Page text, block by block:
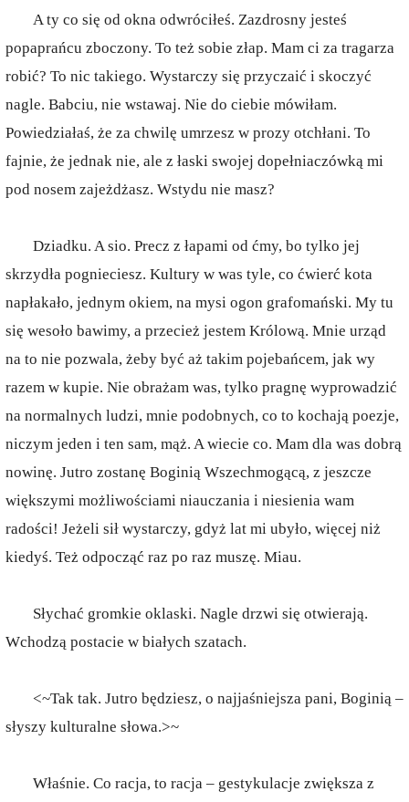
A ty co się od okna odwróciłeś. Zazdrosny jesteś
popaprańcu zboczony. To też sobie złap. Mam ci za tragarza
robić? To nic takiego. Wystarczy się przyczaić i skoczyć
nagle. Babciu, nie wstawaj. Nie do ciebie mówiłam.
Powiedziałaś, że za chwilę umrzesz w prozy otchłani. To
fajnie, że jednak nie, ale z łaski swojej dopełniaczówką mi
pod nosem zajeżdżasz. Wstydu nie masz?
Dziadku. A sio. Precz z łapami od ćmy, bo tylko jej
skrzydła pognieciesz. Kultury w was tyle, co ćwierć kota
napłakało, jednym okiem, na mysi ogon grafomański. My tu
się wesoło bawimy, a przecież jestem Królową. Mnie urząd
na to nie pozwala, żeby być aż takim pojebańcem, jak wy
razem w kupie. Nie obrażam was, tylko pragnę wyprowadzić
na normalnych ludzi, mnie podobnych, co to kochają poezje,
niczym jeden i ten sam, mąż. A wiecie co. Mam dla was dobrą
nowinę. Jutro zostanę Boginią Wszechmogącą, z jeszcze
większymi możliwościami niauczania i niesienia wam
radości! Jeżeli sił wystarczy, gdyż lat mi ubyło, więcej niż
kiedyś. Też odpocząć raz po raz muszę. Miau.
Słychać gromkie oklaski. Nagle drzwi się otwierają.
Wchodzą postacie w białych szatach.
<~Tak tak. Jutro będziesz, o najjaśniejsza pani, Boginią –
słyszy kulturalne słowa.>~
Właśnie. Co racja, to racja – gestykulacje zwiększa z